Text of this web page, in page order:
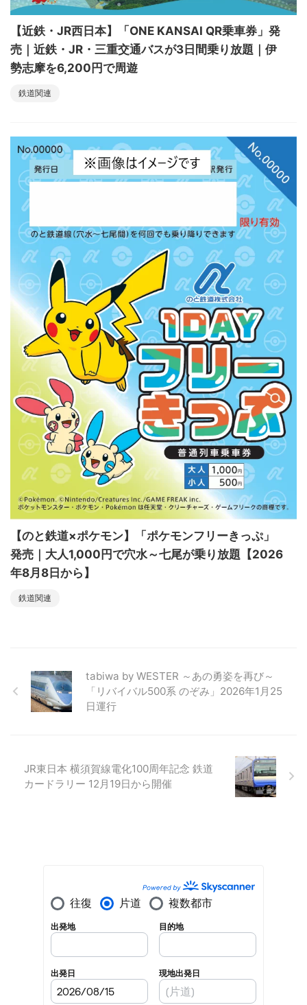
【近鉄・JR西日本】「ONE KANSAI QR乗車券」発
売｜近鉄・JR・三重交通バスが3日間乗り放題｜伊
勢志摩を6,200円で周遊
鉄道関連
【のと鉄道×ポケモン】「ポケモンフリーきっぷ」
発売｜大人1,000円で穴水～七尾が乗り放題【2026
年8月8日から】
鉄道関連
tabiwa by WESTER ～あの勇姿を再び～
「リバイバル500系 のぞみ」2026年1月25
日運行
JR東日本 横須賀線電化100周年記念 鉄道
カードラリー 12月19日から開催